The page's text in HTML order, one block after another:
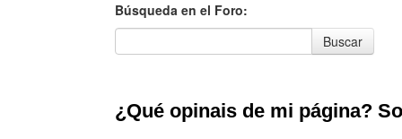
Búsqueda en el Foro:
Búsqueda en el Foro
Buscar
¿Qué opinais de mi página?